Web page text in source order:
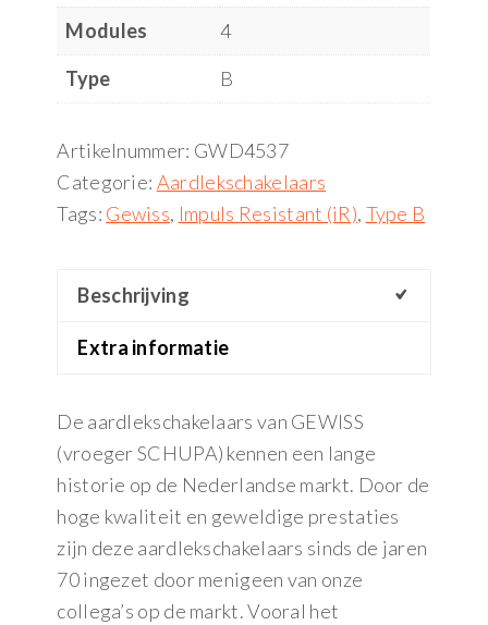
Modules
4
Type
B
Artikelnummer: GWD4537
Categorie: Aardlekschakelaars
Tags: Gewiss, Impuls Resistant (iR), Type B
Beschrijving
Extra informatie
De aardlekschakelaars van GEWISS
(vroeger SCHUPA) kennen een lange
historie op de Nederlandse markt. Door de
hoge kwaliteit en geweldige prestaties
zijn deze aardlekschakelaars sinds de jaren
70 ingezet door menigeen van onze
collega’s op de markt. Vooral het